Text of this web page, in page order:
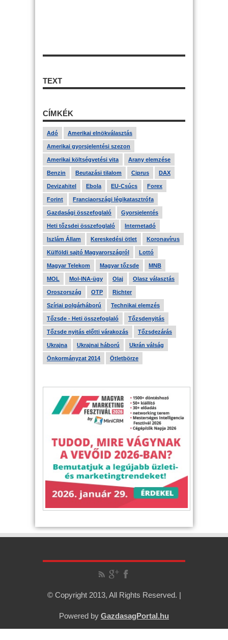
TEXT
CÍMKÉK
Adó Amerikai elnökválasztás
Amerikai gyorsjelentési szezon
Amerikai költségvetési vita Arany elemzése
Benzin Beutazási tilalom Ciprus DAX
Devizahitel Ebola EU-Csúcs Forex
Forint Franciaországi légikatasztrófa
Gazdasági összefoglaló Gyorsjelentés
Heti tőzsdei összefoglaló Internetadó
Iszlám Állam Kereskedési ötlet Koronavírus
Külföldi sajtó Magyarországról Lottó
Magyar Telekom Magyar tőzsde MNB
MOL Mol-INA-ügy Olaj Olasz választás
Oroszország OTP Richter
Szíriai polgárháború Technikai elemzés
Tőzsde - Heti összefoglaló Tőzsdenyitás
Tőzsde nyitás előtti várakozás Tőzsdezárás
Ukrajna Ukrajnai háború Ukrán válság
Önkormányzat 2014 Ötletbörze
© Copyright 2013, All Rights Reserved. |
Powered by GazdasagPortal.hu